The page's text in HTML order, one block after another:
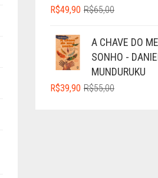
R$65,00O
ERA:
R$65,00.
R$49,90
O
É:
R$49,90.
A CHAVE DO
SONHO -
MUNDURUKU
R$55,00O
R$39,90
O